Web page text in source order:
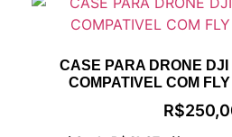
CASE PARA DRONE
COMPATIVEL COM
R$